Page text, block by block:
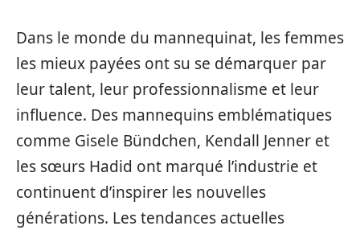
Dans le monde du mannequinat, les femmes
les mieux payées ont su se démarquer par
leur talent, leur professionnalisme et leur
influence. Des mannequins emblématiques
comme Gisele Bündchen, Kendall Jenner et
les sœurs Hadid ont marqué l’industrie et
continuent d’inspirer les nouvelles
générations. Les tendances actuelles